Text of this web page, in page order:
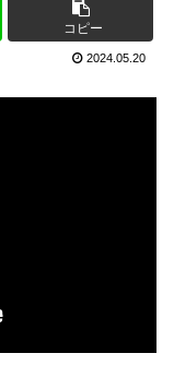
コピー
2024.05.20